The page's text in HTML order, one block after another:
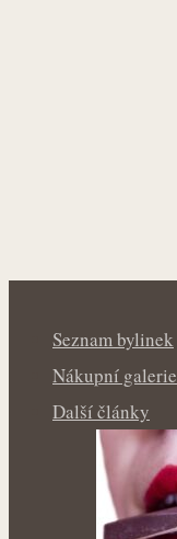
Seznam bylinek
Nákupní galerie
Další články